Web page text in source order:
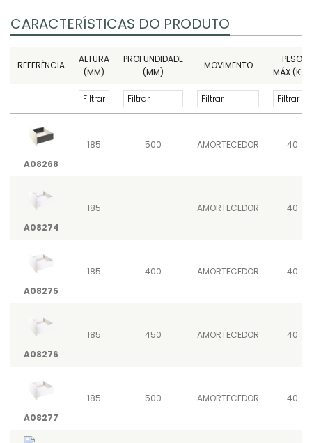
CARACTERÍSTICAS DO PRODUTO
REFERÊNCIA
ALTURA
(MM)
PROFUNDIDADE
(MM)
MOVIMENTO
PESO
MÁX.(KG)
A08268
185 500 AMORTECEDOR 40
A08274
185 AMORTECEDOR 40
A08275
185 400 AMORTECEDOR 40
A08276
185 450 AMORTECEDOR 40
A08277
185 500 AMORTECEDOR 40